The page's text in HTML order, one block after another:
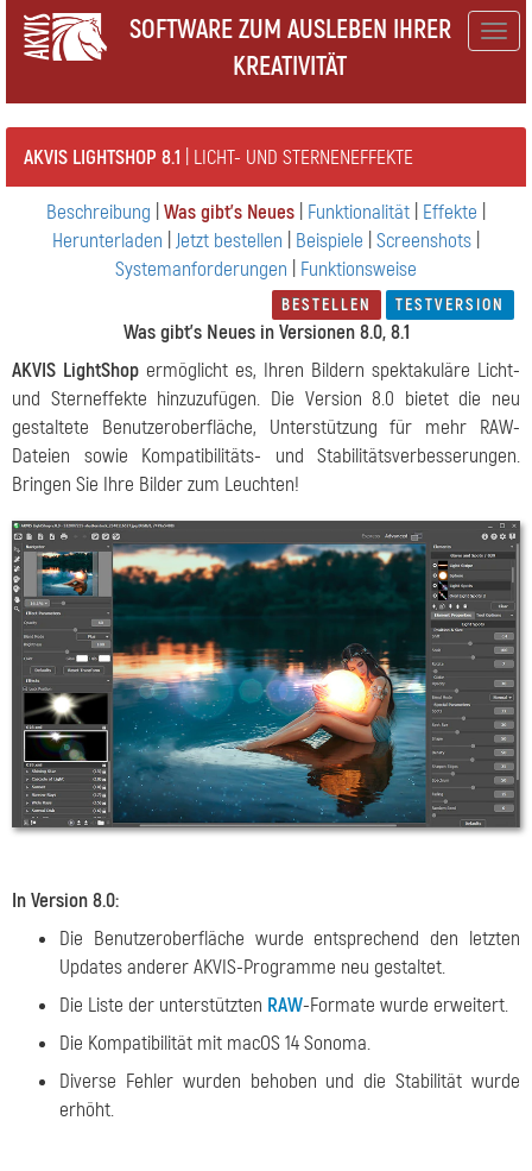
SOFTWARE ZUM AUSLEBEN IHRER
KREATIVITÄT
AKVIS LIGHTSHOP 8.1 | LICHT- UND STERNENEFFEKTE
Beschreibung Was gibt's Neues Funktionalität Effekte
Herunterladen
Jetzt bestellen Beispiele Screenshots
Systemanforderungen
Funktionsweise
BESTELLEN TESTVERSION
Was gibt's Neues in Versionen 8.0, 8.1
AKVIS LightShop ermöglicht es, Ihren Bildern spektakuläre Licht-
und Sterneffekte hinzuzufügen. Die Version 8.0 bietet die neu
gestaltete Benutzeroberfläche, Unterstützung für mehr RAW-
Dateien sowie Kompatibilitäts- und Stabilitätsverbesserungen.
Bringen Sie Ihre Bilder zum Leuchten!
In Version 8.0:
Die Benutzeroberfläche wurde entsprechend den letzten
Updates anderer AKVIS-Programme neu gestaltet.
Die Liste der unterstützten RAW-Formate wurde erweitert.
Die Kompatibilität mit macOS 14 Sonoma.
Diverse Fehler wurden behoben und die Stabilität wurde
erhöht.